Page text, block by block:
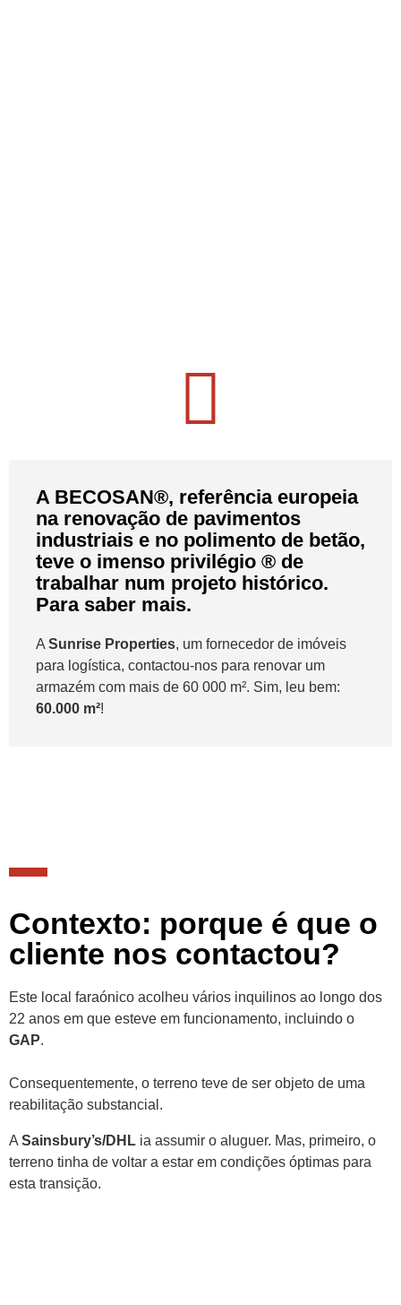
A BECOSAN®, referência europeia
na renovação de pavimentos
industriais e no polimento de betão,
teve o imenso privilégio ® de
trabalhar num projeto histórico.
Para saber mais.
A Sunrise Properties, um fornecedor de imóveis
para logística, contactou-nos para renovar um
armazém com mais de 60 000 m². Sim, leu bem:
60.000 m²!
Contexto: porque é que o
cliente nos contactou?
Este local faraónico acolheu vários inquilinos ao longo dos
22 anos em que esteve em funcionamento, incluindo o
GAP.
Consequentemente, o terreno teve de ser objeto de uma
reabilitação substancial.
A Sainsbury’s/DHL ia assumir o aluguer. Mas, primeiro, o
terreno tinha de voltar a estar em condições óptimas para
esta transição.